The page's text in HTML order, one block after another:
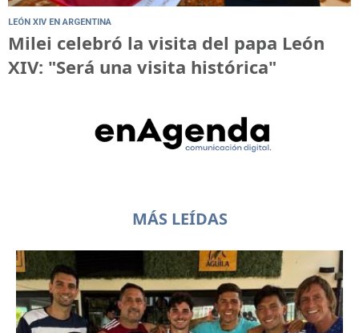
LEÓN XIV EN ARGENTINA
Milei celebró la visita del papa León
XIV: "Será una visita histórica"
MÁS LEÍDAS